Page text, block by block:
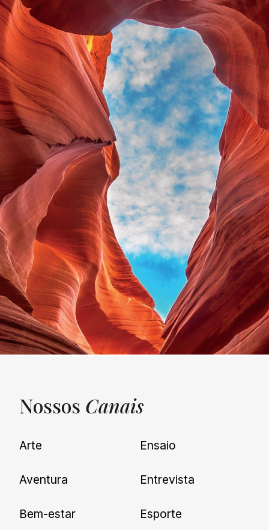
UNQUIET
Newsletter
nossas novidades.
Nossos Canais
Arte
Aventura
Bem-estar
Ensaio
Entrevista
Esporte